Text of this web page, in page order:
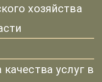
хозяйства
услуг в